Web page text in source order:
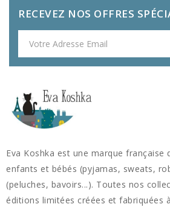
RECEVEZ NOS OFFRES
Eva Koshka est une marque française
enfants et bébés (pyjamas, sweats,
(peluches, bavoirs...). Toutes nos
éditions limitées créées et fabriquées